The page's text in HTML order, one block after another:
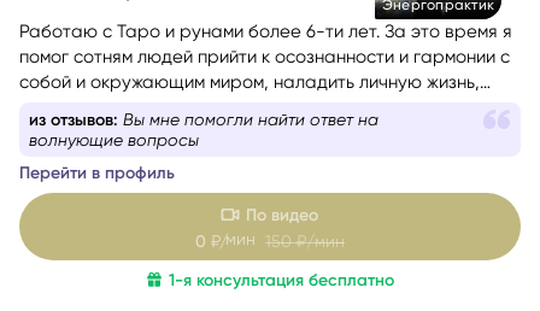
Энергопрактик
Сейчас офлайн
Работаю с Таро и рунами более 6-ти лет. За это время я
помог сотням людей прийти к осознанности и гармонии с
собой и окружающим миром, наладить личную жизнь,
найти своё предназначение, увеличить финансовый
достаток и построить блистательную карьеру.
волнующие вопросы
Перейти в профиль
По видео
0 ₽/мин150 ₽/мин